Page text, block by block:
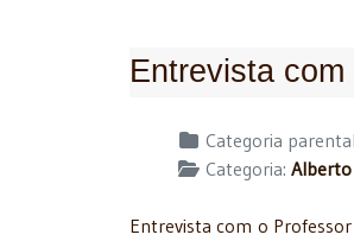
Entrevista
Detalhes Categoria
Categoria:
Entrevista com o